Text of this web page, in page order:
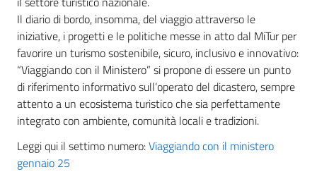
Il diario di bordo, insomma, del viaggio attraverso le
iniziative, i progetti e le politiche messe in atto dal MiTur per
favorire un turismo sostenibile, sicuro, inclusivo e innovativo:
“Viaggiando con il Ministero” si propone di essere un punto
di riferimento informativo sull’operato del dicastero, sempre
attento a un ecosistema turistico che sia perfettamente
integrato con ambiente, comunità locali e tradizioni.
Leggi qui il settimo numero:Viaggiando con il ministero
gennaio 25